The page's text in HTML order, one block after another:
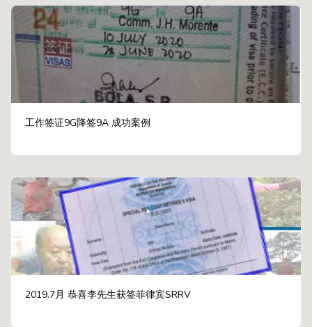
工作签证9G降签9A 成功案例
2019.7月 恭喜李先生获签菲律宾SRRV